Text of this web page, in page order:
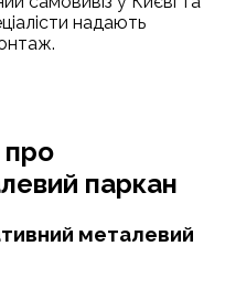
надають
про
паркан
металевий